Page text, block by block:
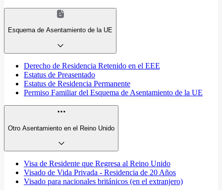
Esquema de Asentamiento de la UE
Derecho de Residencia Retenido en el EEE
Estatus de Preasentado
Estatus de Residencia Permanente
Permiso Familiar del Esquema de Asentamiento de la UE
Otro Asentamiento en el Reino Unido
Visa de Residente que Regresa al Reino Unido
Visado de Vida Privada - Residencia de 20 Años
Visado para nacionales británicos (en el extranjero)